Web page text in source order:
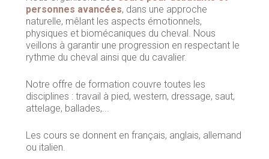
personnes avancées, dans une approche
naturelle, mêlant les aspects émotionnels,
physiques et biomécaniques du cheval. Nous
veillons à garantir une progression en respectant le
rythme du cheval ainsi que du cavalier.
Notre offre de formation couvre toutes les
disciplines : travail à pied, western, dressage, saut,
attelage, ballades,...
Les cours se donnent en français, anglais, allemand
ou italien.